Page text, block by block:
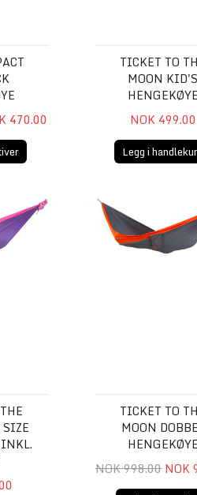
470.00
TICKET TO
MOON KID'S
HENGEKØYE
NOK 499.00
Legg i
King Size Hengekøye inkl. trekk
Ticket To The
TICKET TO
MOON
HENGEKØYE
NOK 998.00 NOK